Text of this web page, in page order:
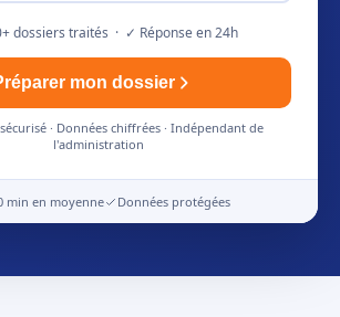
dossiers traités · ✓ Réponse en 24h
mon dossier
· Données chiffrées · Indépendant de
l'administration
min en moyenne Données protégées